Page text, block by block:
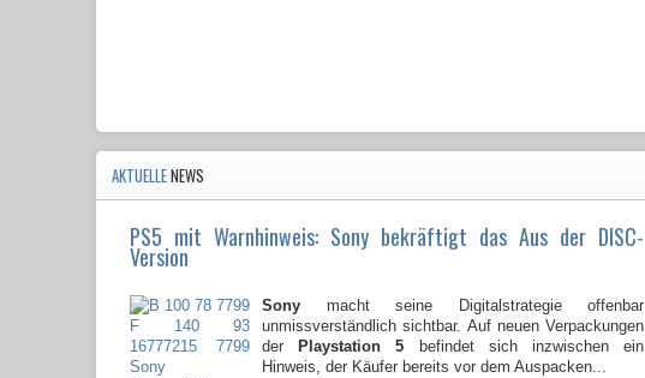
AKTUELLENEWS
PS5 mit Warnhinweis: Sony bekräftigt das Aus der DISC-
Version
Sony macht seine Digitalstrategie offenbar
unmissverständlich sichtbar. Auf neuen Verpackungen
der
Playstation 5 befindet sich inzwischen ein
Hinweis, der Käufer bereits vor dem Auspacken...